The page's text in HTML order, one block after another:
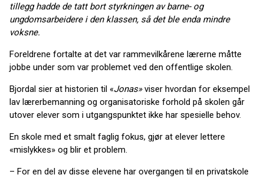
tillegg hadde de tatt bort styrkningen av barne- og
ungdomsarbeidere i den klassen, så det ble enda mindre
voksne.
Foreldrene fortalte at det var rammevilkårene lærerne måtte
jobbe under som var problemet ved den offentlige skolen.
Bjordal sier at historien til «Jonas»viser hvordan for eksempel
lav lærerbemanning og organisatoriske forhold på skolen går
utover elever som i utgangspunktet ikke har spesielle behov.
En skole med et smalt faglig fokus, gjør at elever lettere
«mislykkes» og blir et problem.
– For en del av disse elevene har overgangen til en privatskole